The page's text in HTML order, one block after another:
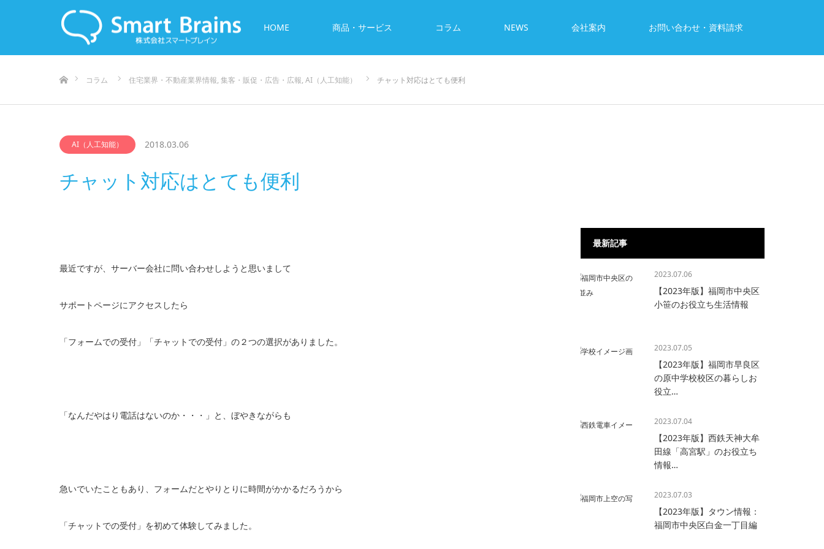
HOME 商品・サービス コラム NEWS 会社案内 お問い合わせ・資料請求
コラム
住宅業界・不動産業界情報, 集客・販促・広告・広報, AI（人工知能） チャット対応はとても便利
AI（人工知能） 2018.03.06
チャット対応はとても便利
最近ですが、サーバー会社に問い合わせしようと思いまして
サポートページにアクセスしたら
「フォームでの受付」「チャットでの受付」の２つの選択がありました。
「なんだやはり電話はないのか・・・」と、ぼやきながらも
急いでいたこともあり、フォームだとやりとりに時間がかかるだろうから
「チャットでの受付」を初めて体験してみました。
最新記事
2023.07.06
【2023年版】福岡市中央区
小笹のお役立ち生活情報
2023.07.05
【2023年版】福岡市早良区
の原中学校校区の暮らしお
役立…
2023.07.04
【2023年版】西鉄天神大牟
田線「高宮駅」のお役立ち
情報…
2023.07.03
【2023年版】タウン情報：
福岡市中央区白金一丁目編